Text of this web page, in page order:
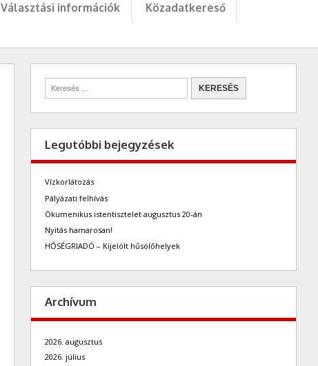
Választási információk
Közadatkereső
Legutóbbi bejegyzések
Vízkorlátozás
Pályázati felhívás
Ökumenikus istentisztelet augusztus 20-án
Nyitás hamarosan!
HŐSÉGRIADÓ – Kijelölt hűsölőhelyek
Archívum
2026. augusztus
2026. július